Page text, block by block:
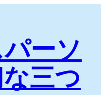
ーソ
三つ